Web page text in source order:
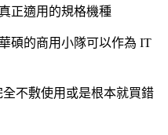
正適用的規格機種
碩的商用小隊可以作為 IT
不敷使用或是根本就買錯